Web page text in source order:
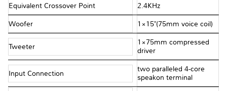
Equivalent Crossover Point 2.4KHz
Woofer 1×15"(75mm voice coil)
Tweeter
1×75mm compressed
driver
Input Connection
two paralleled 4-core
speakon terminal